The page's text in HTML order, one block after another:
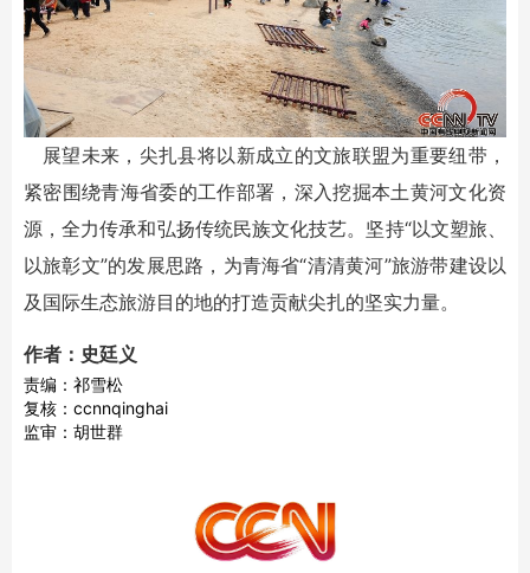
展望未来，尖扎县将以新成立的文旅联盟为重要纽带，
紧密围绕青海省委的工作部署，深入挖掘本土黄河文化资
源，全力传承和弘扬传统民族文化技艺。坚持“以文塑旅、
以旅彰文”的发展思路，为青海省“清清黄河”旅游带建设以
及国际生态旅游目的地的打造贡献尖扎的坚实力量。
作者：史廷义
责编：祁雪松
复核：ccnnqinghai
监审：胡世群